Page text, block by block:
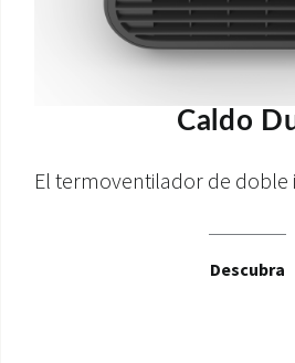
Caldo
El termoventilador de doble
Descubra